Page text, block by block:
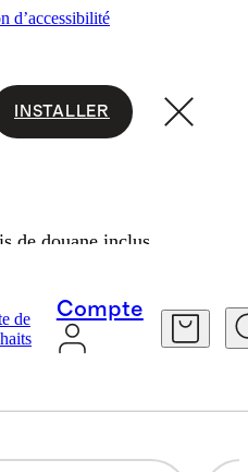
d’accessibilité
INSTALLER
de douane inclus.
de
Compte
Et Couvre-Lits
ET
LITS